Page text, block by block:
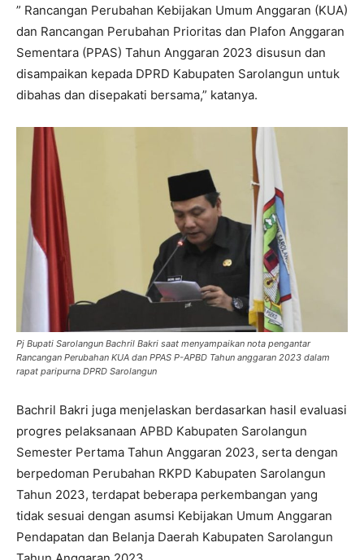
” Rancangan Perubahan Kebijakan Umum Anggaran (KUA)
dan Rancangan Perubahan Prioritas dan Plafon Anggaran
Sementara (PPAS) Tahun Anggaran 2023 disusun dan
disampaikan kepada DPRD Kabupaten Sarolangun untuk
dibahas dan disepakati bersama,” katanya.
Pj Bupati Sarolangun Bachril Bakri saat menyampaikan nota pengantar
Rancangan Perubahan KUA dan PPAS P-APBD Tahun anggaran 2023 dalam
rapat paripurna DPRD Sarolangun
Bachril Bakri juga menjelaskan berdasarkan hasil evaluasi
progres pelaksanaan APBD Kabupaten Sarolangun
Semester Pertama Tahun Anggaran 2023, serta dengan
berpedoman Perubahan RKPD Kabupaten Sarolangun
Tahun 2023, terdapat beberapa perkembangan yang
tidak sesuai dengan asumsi Kebijakan Umum Anggaran
Pendapatan dan Belanja Daerah Kabupaten Sarolangun